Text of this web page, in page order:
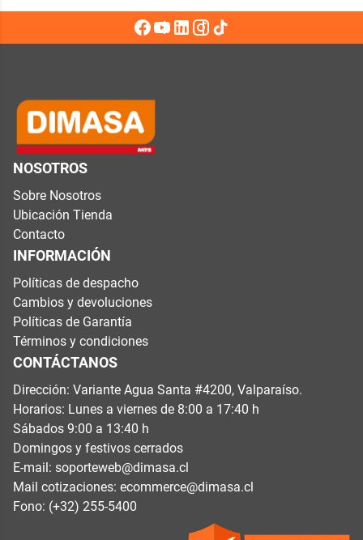
NOSOTROS
Sobre Nosotros
Ubicación Tienda
Contacto
INFORMACIÓN
Políticas de despacho
Cambios y devoluciones
Políticas de Garantía
Términos y condiciones
CONTÁCTANOS
Dirección: Variante Agua Santa #4200, Valparaíso.
Horarios: Lunes a viernes de 8:00 a 17:40 h
Sábados 9:00 a 13:40 h
Domingos y festivos cerrados
E-mail: soporteweb@dimasa.cl
Mail cotizaciones: ecommerce@dimasa.cl
Fono: (+32) 255-5400